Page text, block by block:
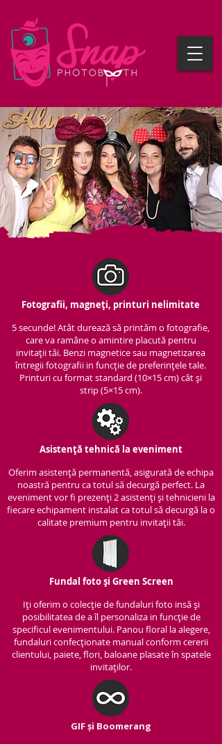
Fotografii, magneți, printuri nelimitate
5 secunde! Atât durează să printăm o fotografie,
care va ramâne o amintire placută pentru
invitații tăi. Benzi magnetice sau magnetizarea
întregii fotografii in funcție de preferințele tale.
Printuri cu format standard (10×15 cm) cât și
strip (5×15 cm).
Asistență tehnică la eveniment
Oferim asistență permanentă, asigurată de echipa
noastră pentru ca totul să decurgă perfect. La
eveniment vor fi prezenți 2 asistenți și tehnicieni la
fiecare echipament instalat ca totul să decurgă la o
calitate premium pentru invitații tăi.
Fundal foto și Green Screen
Iți oferim o colecție de fundaluri foto insă și
posibilitatea de a îl personaliza in funcție de
specificul evenimentului. Panou floral la alegere,
fundaluri confecționate manual conform cererii
clientului, paiete, flori, baloane plasate în spatele
invitaților.
GIF și Boomerang